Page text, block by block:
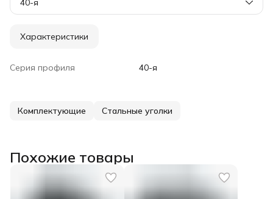
40-я
Характеристики
Серия профиля 40-я
Комплектующие Стальные уголки
Похожие товары